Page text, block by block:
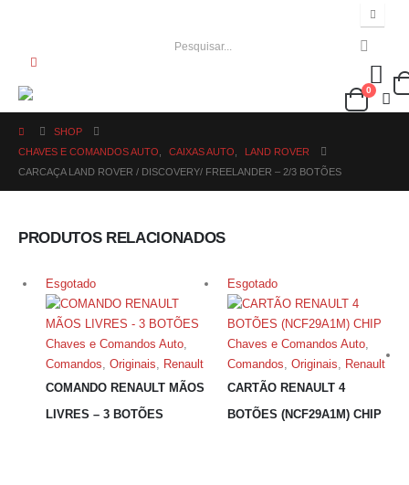
0
SHOP
CHAVES E COMANDOS AUTO
CAIXAS AUTO
LAND ROVER
CARCAÇA LAND ROVER / DISCOVERY/ FREELANDER – 2/3 BOTÕES
PRODUTOS RELACIONADOS
Esgotado
Chaves e Comandos Auto,
Comandos, Originais, Renault
COMANDO RENAULT MÃOS
LIVRES – 3 BOTÕES
Esgotado
Chaves e Comandos Auto,
Comandos, Originais, Renault
CARTÃO RENAULT 4
BOTÕES (NCF29A1M) CHIP